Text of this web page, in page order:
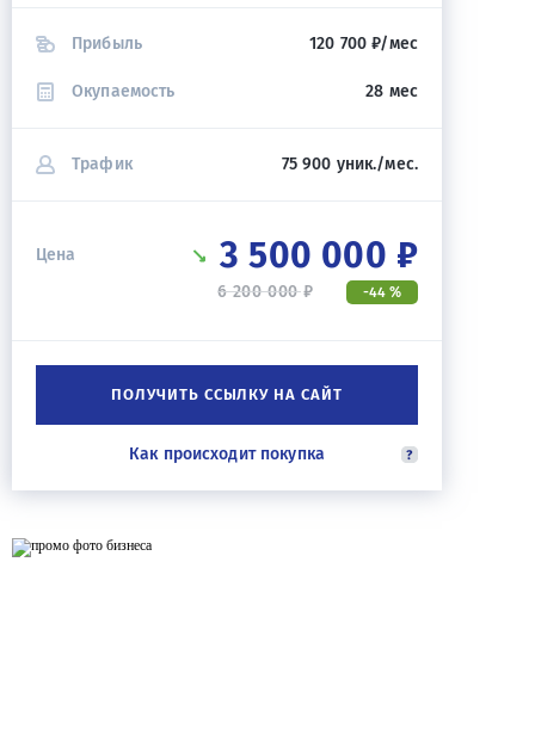
Прибыль 120 700 ₽/мес
Окупаемость 28 мес
Трафик 75 900 уник./мес.
Цена 3 500 000 ₽
6 200 000 ₽ -44 %
ПОЛУЧИТЬ ССЫЛКУ НА САЙТ
Как происходит покупка